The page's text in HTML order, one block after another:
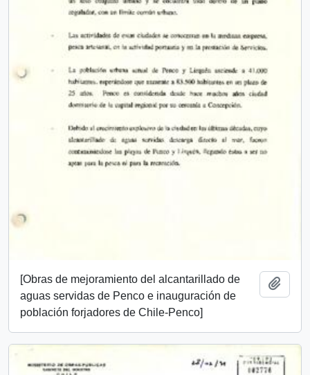
[Obras de mejoramiento del alcantarillado de
aguas servidas de Penco e inauguración de
población forjadores de Chile-Penco]